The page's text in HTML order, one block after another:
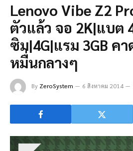
Lenovo Vibe Z2
ตัวแล้ว จอ 2K|แบต
ซิม|4G|แรม 3GB ค
หมื่นกลางๆ
By ZeroSystem 6 สิงหาคม 2014